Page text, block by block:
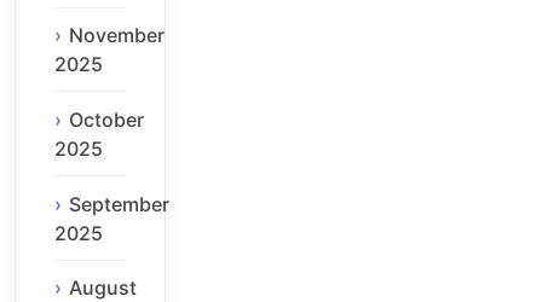
November
2025
October
2025
September
2025
August